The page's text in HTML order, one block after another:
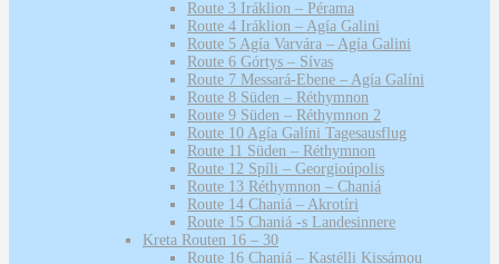
Route 3 Iráklion – Pérama
Route 4 Iráklion – Agía Galini
Route 5 Agía Varvára – Agía Galini
Route 6 Górtys – Sívas
Route 7 Messará-Ebene – Agía Galíni
Route 8 Süden – Réthymnon
Route 9 Süden – Réthymnon 2
Route 10 Agía Galíni Tagesausflug
Route 11 Süden – Réthymnon
Route 12 Spíli – Georgioúpolis
Route 13 Réthymnon – Chaniá
Route 14 Chaniá – Akrotíri
Route 15 Chaniá -s Landesinnere
Kreta Routen 16 – 30
Route 16 Chaniá – Kastélli Kissámou